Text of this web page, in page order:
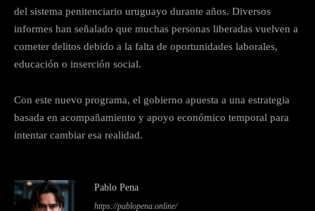
del sistema penitenciario uruguayo durante años. Diversos
informes han señalado que muchas personas liberadas vuelven a
cometer delitos debido a la falta de oportunidades laborales,
educación o inserción social.
Con este nuevo programa, el gobierno apuesta a una estrategia
basada en acompañamiento y apoyo económico temporal para
intentar cambiar esa realidad.
Pablo Pena
https://pablopena.online/